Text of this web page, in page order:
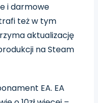
i darmowe
też w tym
aktualizację
na Steam
EA. EA